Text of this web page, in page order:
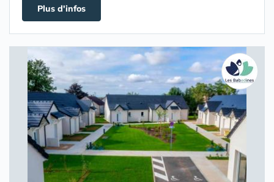
Plus d'infos